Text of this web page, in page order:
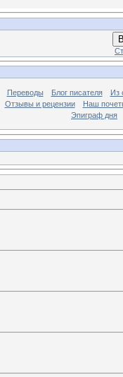
Переводы Блог писателя
Из
Отзывы и рецензии
Наш
Эпиграф дня